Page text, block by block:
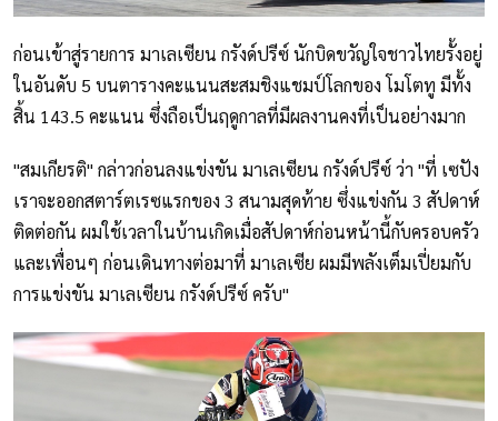
ก่อนเข้าสู่รายการ มาเลเซียน กรังด์ปรีซ์ นักบิดขวัญใจชาวไทยรั้งอยู่
ในอันดับ 5 บนตารางคะแนนสะสมชิงแชมป์โลกของ โมโตทู มีทั้ง
สิ้น 143.5 คะแนน ซึ่งถือเป็นฤดูกาลที่มีผลงานคงที่เป็นอย่างมาก
"สมเกียรติ" กล่าวก่อนลงแข่งขัน มาเลเซียน กรังด์ปรีซ์ ว่า "ที่ เซปัง
เราจะออกสตาร์ตเรซแรกของ 3 สนามสุดท้าย ซึ่งแข่งกัน 3 สัปดาห์
ติดต่อกัน ผมใช้เวลาในบ้านเกิดเมื่อสัปดาห์ก่อนหน้านี้กับครอบครัว
และเพื่อนๆ ก่อนเดินทางต่อมาที่ มาเลเซีย ผมมีพลังเต็มเปี่ยมกับ
การแข่งขัน มาเลเซียน กรังด์ปรีซ์ ครับ"